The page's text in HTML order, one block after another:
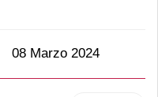
08 Marzo 2024